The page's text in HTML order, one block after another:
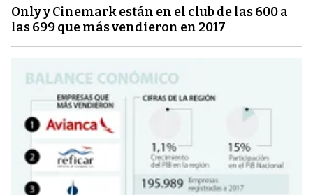
Only y Cinemark están en el club de las 600 a
las 699 que más vendieron en 2017